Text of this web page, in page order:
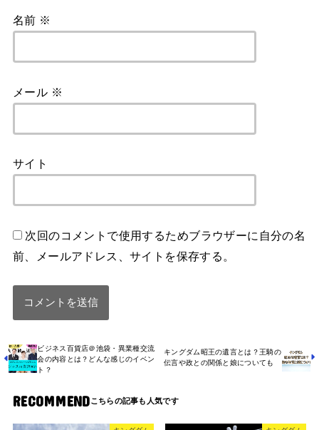
名前 ※
メール ※
サイト
次回のコメントで使用するためブラウザーに自分の名
前、メールアドレス、サイトを保存する。
ビジネス百貨店＠池袋・異業種交流
会の内容とは？どんな感じのイベン
ト？
キングダム昭王の遺言とは？王騎の
伝言や政との関係と娘についても
RECOMMEND